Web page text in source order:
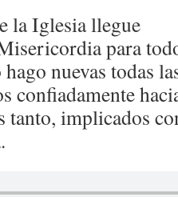
la Iglesia llegue
para
nuevas todas
confiadamente
implicados